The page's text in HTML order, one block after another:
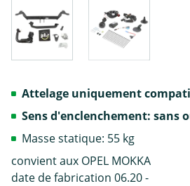
Attelage uniquement
Sens d'enclenchement: sans
Masse statique: 55 kg
convient aux OPEL MOKKA
date de fabrication 06.20 -